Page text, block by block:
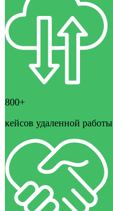
800+
кейсов удаленной работы